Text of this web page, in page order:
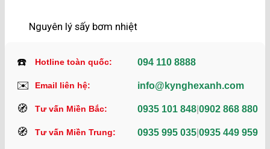
Nguyên lý sấy bơm nhiệt
☎️ Hotline toàn quốc: 094 110 8888
✉️ Email liên hệ: info@kynghexanh.com
🧭 Tư vấn Miền Bắc: 0935 101 848 0902 868 880
🧭 Tư vấn Miền Trung: 0935 995 035 0935 449 959